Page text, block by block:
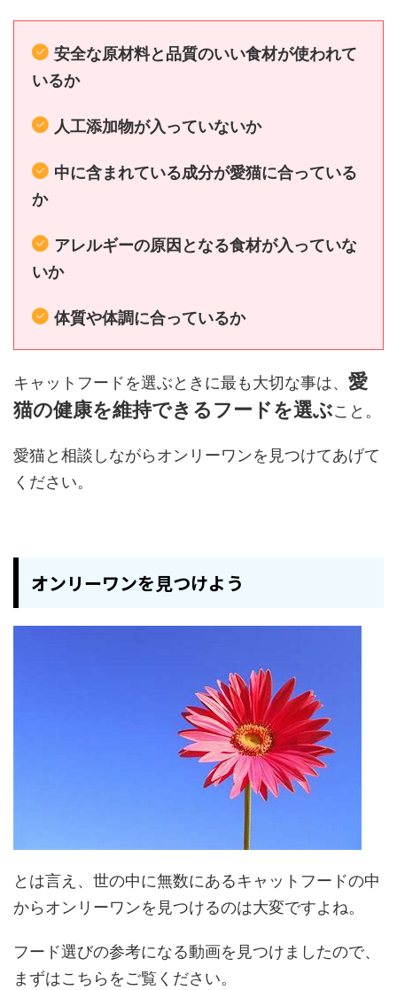
安全な原材料と品質のいい食材が使われて
いるか
人工添加物が入っていないか
中に含まれている成分が愛猫に合っている
か
アレルギーの原因となる食材が入っていな
いか
体質や体調に合っているか
キャットフードを選ぶときに最も大切な事は、 愛
猫の健康を維持できるフードを選ぶこと。
愛猫と相談しながらオンリーワンを見つけてあげて
ください。
オンリーワンを見つけよう
とは言え、世の中に無数にあるキャットフードの中
からオンリーワンを見つけるのは大変ですよね。
フード選びの参考になる動画を見つけましたので、
まずはこちらをご覧ください。